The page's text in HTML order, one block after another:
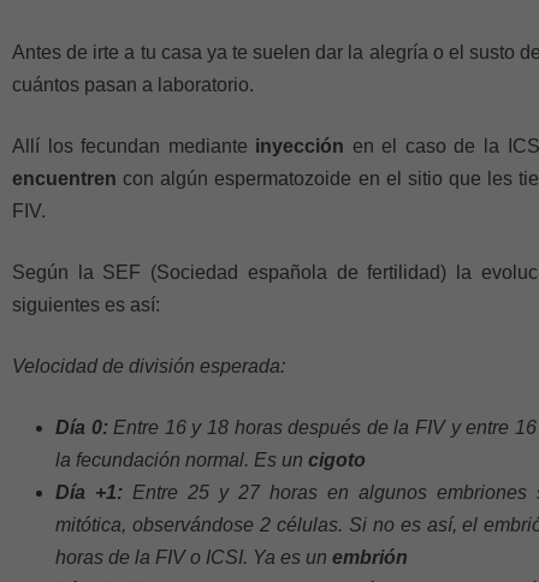
Antes de irte a tu casa ya te suelen dar la alegría o el susto
cuántos pasan a laboratorio.
Allí los fecundan mediante inyección en el caso de la
encuentren con algún espermatozoide en el sitio que les
FIV.
Según la SEF (Sociedad española de fertilidad) la
siguientes es así:
Velocidad de división esperada:
Día 0: Entre 16 y 18 horas después de la FIV y entre
la fecundación normal. Es un cigoto
Día +1: Entre 25 y 27 horas en algunos embriones
mitótica, observándose 2 células. Si no es así, el
horas de la FIV o ICSI. Ya es un embrión